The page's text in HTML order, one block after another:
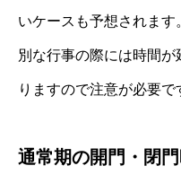
いケースも予想されま
別な行事の際には時間
りますので注意が必要で
通常期の開門・閉門